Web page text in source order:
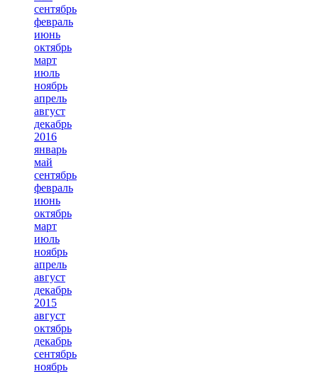
сентябрь
февраль
июнь
октябрь
март
июль
ноябрь
апрель
август
декабрь
2016
январь
май
сентябрь
февраль
июнь
октябрь
март
июль
ноябрь
апрель
август
декабрь
2015
август
октябрь
декабрь
сентябрь
ноябрь